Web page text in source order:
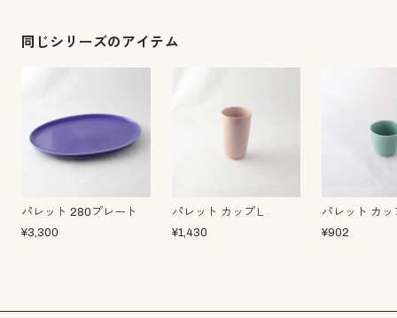
同じシリーズのアイテム
パレット 280プレート
¥3,300
パレット カップＬ
¥1,430
パレット カッ
¥902